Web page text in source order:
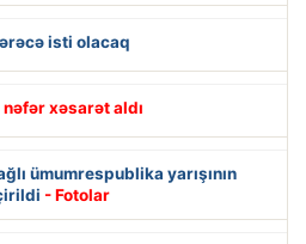
isti olacaq
nəfər xəsarət aldı
ümumrespublika yarışının
- Fotolar